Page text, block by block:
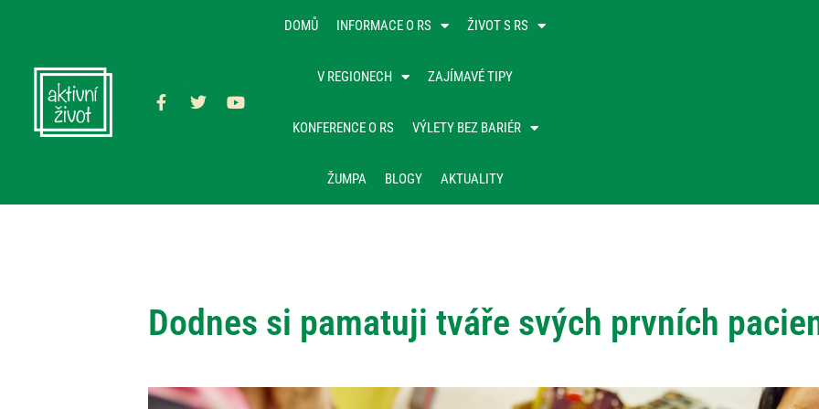
DOMŮ INFORMACE O RS ŽIVOT S RS
V REGIONECH ZAJÍMAVÉ TIPY
KONFERENCE O RS VÝLETY BEZ BARIÉR
ŽUMPA BLOGY AKTUALITY
Dodnes si pamatuji tváře svých prvních